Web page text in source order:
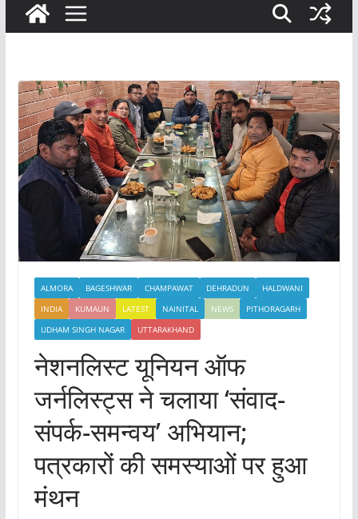
ALMORA BAGESHWAR CHAMPAWAT DEHRADUN
HALDWANI
INDIA
KUMAUN LATEST NAINITAL NEWS
PITHORAGARH
UDHAM SINGH NAGAR
UTTARAKHAND
नेशनलिस्ट यूनियन ऑफ
जर्नलिस्ट्स ने चलाया ‘संवाद-
संपर्क-समन्वय’ अभियान;
पत्रकारों की समस्याओं पर हुआ
मंथन